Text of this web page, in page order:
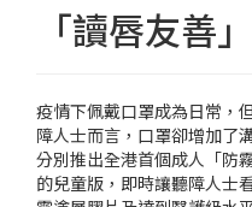
「讀唇友善
疫情下佩戴口罩成為日常，
障人士而言，口罩卻增加了
分別推出全港首個成人「防
的兒童版，即時讓聽障人士